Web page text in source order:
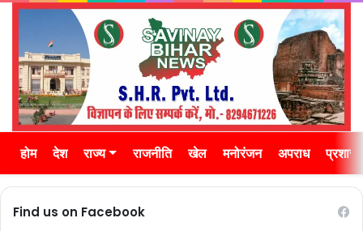
होम देश राज्य राजनीति खेल मनोरंजन अपराध
Find us on Facebook